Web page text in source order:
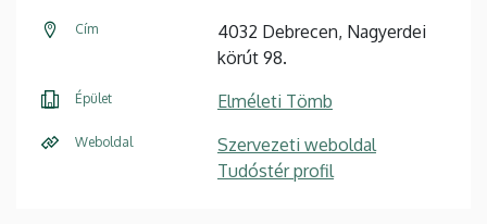
Cím
4032 Debrecen, Nagyerdei
körút 98.
Épület Elméleti Tömb
Weboldal
Szervezeti weboldal
Tudóstér profil